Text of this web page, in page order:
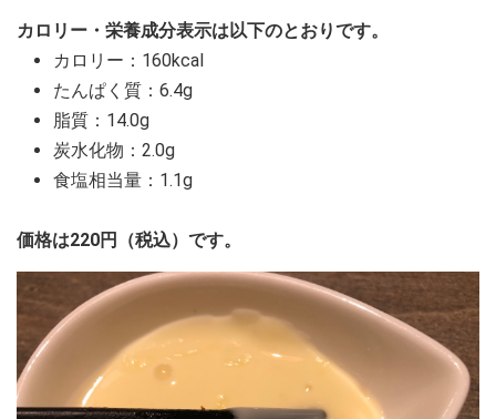
カロリー・栄養成分表示は以下のとおりです。
カロリー：160kcal
たんぱく質：6.4g
脂質：14.0g
炭水化物：2.0g
食塩相当量：1.1g
価格は220円（税込）です。